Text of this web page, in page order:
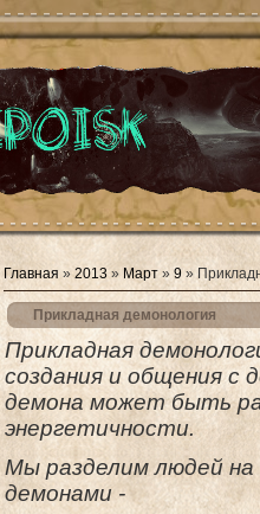
Главная » 2013 » Март » 9 »
Прикладная демонология
Прикладная
создания и общения с
демона может быть
энергетичности.
Мы разделим людей на
демонами -